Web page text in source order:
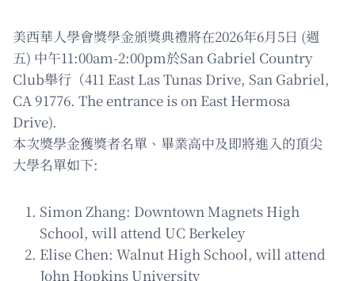
美西華人學會獎學金頒獎典禮將在2026年6月5日 (週
五) 中午11:00am-2:00pm於San Gabriel Country
Club舉行（411 East Las Tunas Drive, San Gabriel,
CA 91776. The entrance is on East Hermosa
Drive).
本次獎學金獲獎者名單、畢業高中及即將進入的頂尖
大學名單如下:
Simon Zhang: Downtown Magnets High
School, will attend UC Berkeley
Elise Chen: Walnut High School, will attend
John Hopkins University